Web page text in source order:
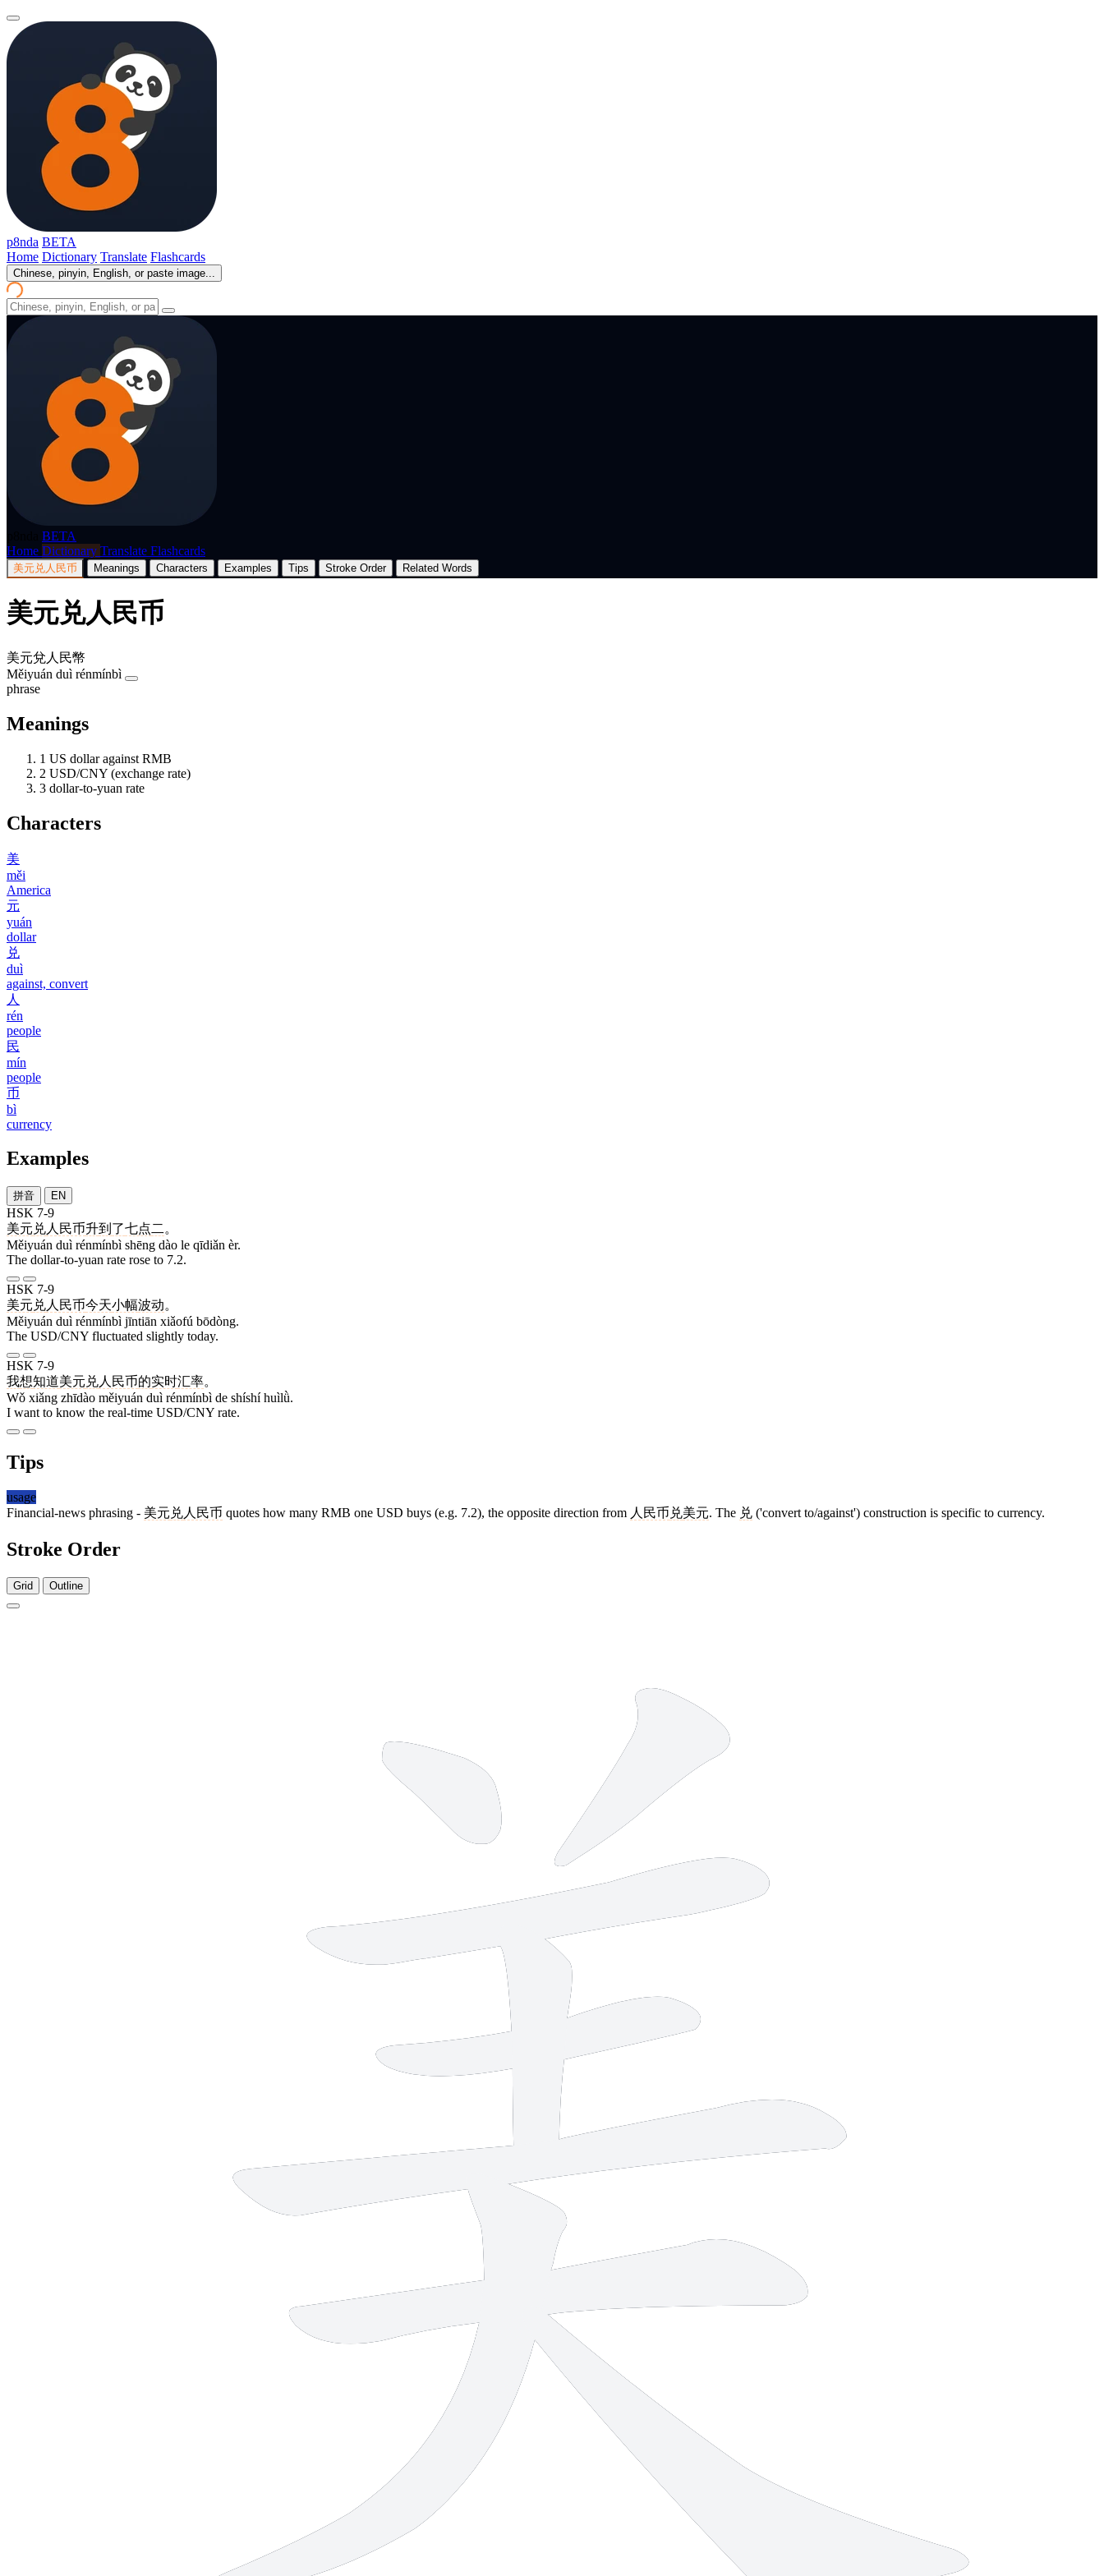
p8nda BETA
Home Dictionary Translate Flashcards
Chinese, pinyin, English, or paste image...
BETA
Home Dictionary Translate Flashcards
美元兑人民币 Meanings Characters Examples Tips Stroke Order Related Words
美元兑人民币
美元兌人民幣
Měiyuán duì rénmínbì
phrase
Meanings
1 US dollar against RMB
2 USD/CNY (exchange rate)
3 dollar-to-yuan rate
Characters
美
měi
America
元
yuán
dollar
兑
duì
against, convert
人
rén
people
民
mín
people
币
bì
currency
Examples
拼音 EN
HSK 7-9
美元 兑人民币升到 了七点二 。
Měiyuán duì rénmínbì shēng dào le qīdiǎn èr.
The dollar-to-yuan rate rose to 7.2.
HSK 7-9
美元 兑人民币今天小幅波动。
Měiyuán duì rénmínbì jīntiān xiǎofú bōdòng.
The USD/CNY fluctuated slightly today.
HSK 7-9
我想知道美元 兑人民币的实时汇率。
Wǒ xiǎng zhīdào měiyuán duì rénmínbì de shíshí huìlǜ.
I want to know the real-time USD/CNY rate.
Tips
usage
Financial-news phrasing - 美元 兑人民币 quotes how many RMB one USD buys (e.g. 7.2), the opposite direction from 人民币 兑美元. The 兑 ('convert to/against') construction is specific to currency.
Stroke Order
Grid Outline